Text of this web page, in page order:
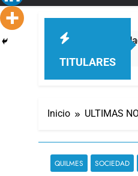
TITULARES
la Ley de Propiedad
Inicio ULTIMAS
QUILMES SOCIEDAD